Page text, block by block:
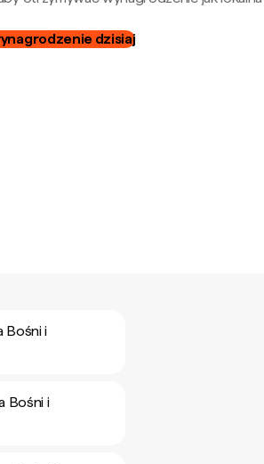
dzisiaj
Bośni i
Bośni i